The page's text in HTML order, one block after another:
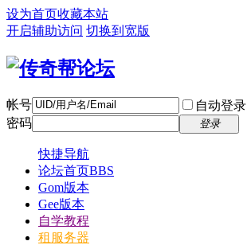
设为首页收藏本站
开启辅助访问 切换到宽版
帐号 自动登录
密码
登录
快捷导航
论坛首页BBS
Gom版本
Gee版本
自学教程
租服务器